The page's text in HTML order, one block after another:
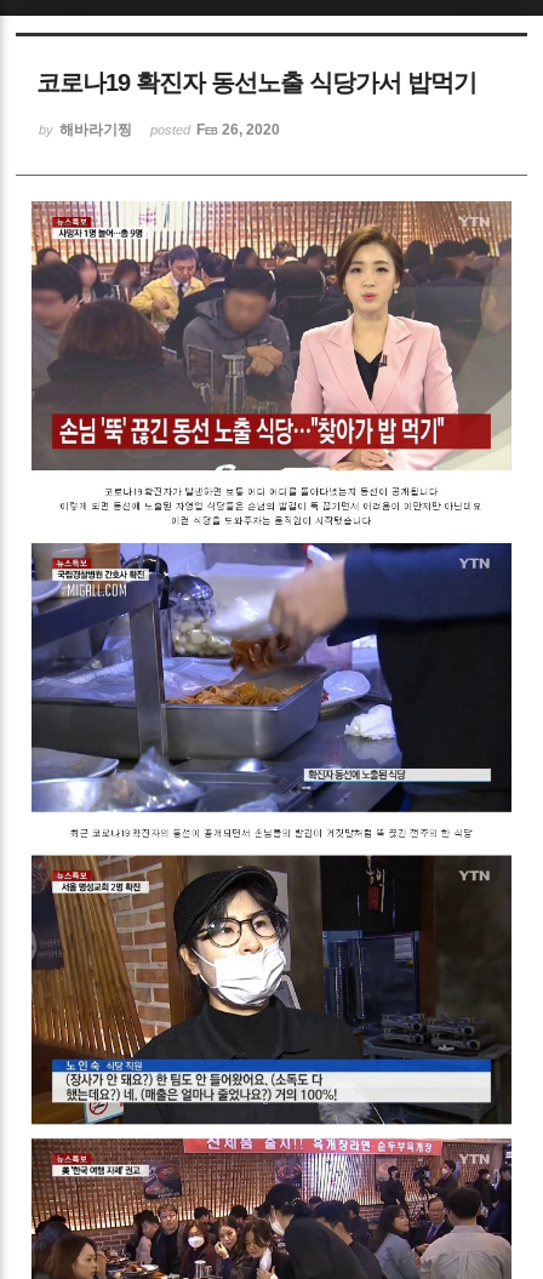
코로나19 확진자 동선노출 식당가서 밥먹기
by 해바라기찡 posted Feb 26, 2020
Sketchbook5, 스케치북5
Sketchbook5, 스케치북5